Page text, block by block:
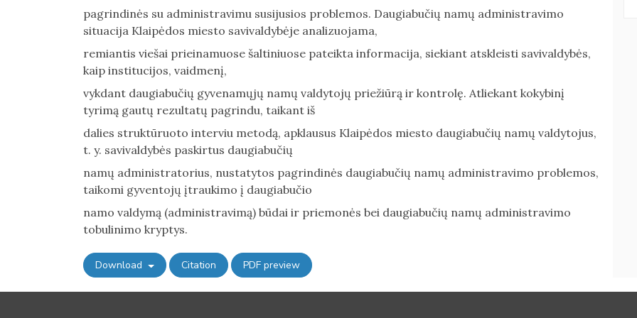
pagrindinės su administravimu susijusios problemos. Daugiabučių namų administravimo
situacija Klaipėdos miesto savivaldybėje analizuojama,
remiantis viešai prieinamuose šaltiniuose pateikta informacija, siekiant atskleisti savivaldybės,
kaip institucijos, vaidmenį,
vykdant daugiabučių gyvenamųjų namų valdytojų priežiūrą ir kontrolę. Atliekant kokybinį
tyrimą gautų rezultatų pagrindu, taikant iš
dalies struktūruoto interviu metodą, apklausus Klaipėdos miesto daugiabučių namų valdytojus,
t. y. savivaldybės paskirtus daugiabučių
namų administratorius, nustatytos pagrindinės daugiabučių namų administravimo problemos,
taikomi gyventojų įtraukimo į daugiabučio
namo valdymą (administravimą) būdai ir priemonės bei daugiabučių namų administravimo
tobulinimo kryptys.
Download Citation PDF preview